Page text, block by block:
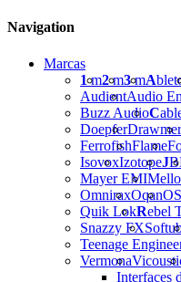
Navigation
Marcas
1m2m3mA
AudientAudio
Buzz AudioC
DoepferDrawmer
FerrofishFlame
IsovoxIzotopeJ
Mayer EMI
OmniraxOqan
Quik LokRebel
Snazzy FX
Teenage
Vermona
Interfaces